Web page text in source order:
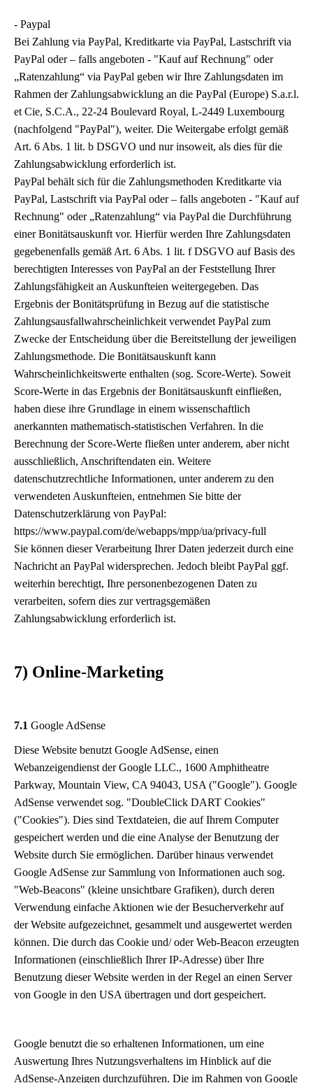
- Paypal
Bei Zahlung via PayPal, Kreditkarte via PayPal, Lastschrift via
PayPal oder – falls angeboten - "Kauf auf Rechnung" oder
„Ratenzahlung“ via PayPal geben wir Ihre Zahlungsdaten im
Rahmen der Zahlungsabwicklung an die PayPal (Europe) S.a.r.l.
et Cie, S.C.A., 22-24 Boulevard Royal, L-2449 Luxembourg
(nachfolgend "PayPal"), weiter. Die Weitergabe erfolgt gemäß
Art. 6 Abs. 1 lit. b DSGVO und nur insoweit, als dies für die
Zahlungsabwicklung erforderlich ist.
PayPal behält sich für die Zahlungsmethoden Kreditkarte via
PayPal, Lastschrift via PayPal oder – falls angeboten - "Kauf auf
Rechnung" oder „Ratenzahlung“ via PayPal die Durchführung
einer Bonitätsauskunft vor. Hierfür werden Ihre Zahlungsdaten
gegebenenfalls gemäß Art. 6 Abs. 1 lit. f DSGVO auf Basis des
berechtigten Interesses von PayPal an der Feststellung Ihrer
Zahlungsfähigkeit an Auskunfteien weitergegeben. Das
Ergebnis der Bonitätsprüfung in Bezug auf die statistische
Zahlungsausfallwahrscheinlichkeit verwendet PayPal zum
Zwecke der Entscheidung über die Bereitstellung der jeweiligen
Zahlungsmethode. Die Bonitätsauskunft kann
Wahrscheinlichkeitswerte enthalten (sog. Score-Werte). Soweit
Score-Werte in das Ergebnis der Bonitätsauskunft einfließen,
haben diese ihre Grundlage in einem wissenschaftlich
anerkannten mathematisch-statistischen Verfahren. In die
Berechnung der Score-Werte fließen unter anderem, aber nicht
ausschließlich, Anschriftendaten ein. Weitere
datenschutzrechtliche Informationen, unter anderem zu den
verwendeten Auskunfteien, entnehmen Sie bitte der
Datenschutzerklärung von PayPal:
https://www.paypal.com/de/webapps/mpp/ua/privacy-full
Sie können dieser Verarbeitung Ihrer Daten jederzeit durch eine
Nachricht an PayPal widersprechen. Jedoch bleibt PayPal ggf.
weiterhin berechtigt, Ihre personenbezogenen Daten zu
verarbeiten, sofern dies zur vertragsgemäßen
Zahlungsabwicklung erforderlich ist.
7) Online-Marketing
7.1 Google AdSense
Diese Website benutzt Google AdSense, einen
Webanzeigendienst der Google LLC., 1600 Amphitheatre
Parkway, Mountain View, CA 94043, USA ("Google"). Google
AdSense verwendet sog. "DoubleClick DART Cookies"
("Cookies"). Dies sind Textdateien, die auf Ihrem Computer
gespeichert werden und die eine Analyse der Benutzung der
Website durch Sie ermöglichen. Darüber hinaus verwendet
Google AdSense zur Sammlung von Informationen auch sog.
"Web-Beacons" (kleine unsichtbare Grafiken), durch deren
Verwendung einfache Aktionen wie der Besucherverkehr auf
der Website aufgezeichnet, gesammelt und ausgewertet werden
können. Die durch das Cookie und/ oder Web-Beacon erzeugten
Informationen (einschließlich Ihrer IP-Adresse) über Ihre
Benutzung dieser Website werden in der Regel an einen Server
von Google in den USA übertragen und dort gespeichert.
Google benutzt die so erhaltenen Informationen, um eine
Auswertung Ihres Nutzungsverhaltens im Hinblick auf die
AdSense-Anzeigen durchzuführen. Die im Rahmen von Google